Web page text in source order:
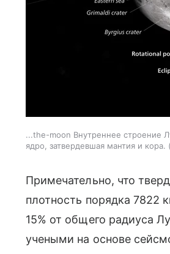
...the-moon Внутреннее строение
ядро, затвердевшая мантия и кора.
Примечательно, что
плотность порядка 7822
15% от общего радиуса
учеными на основе